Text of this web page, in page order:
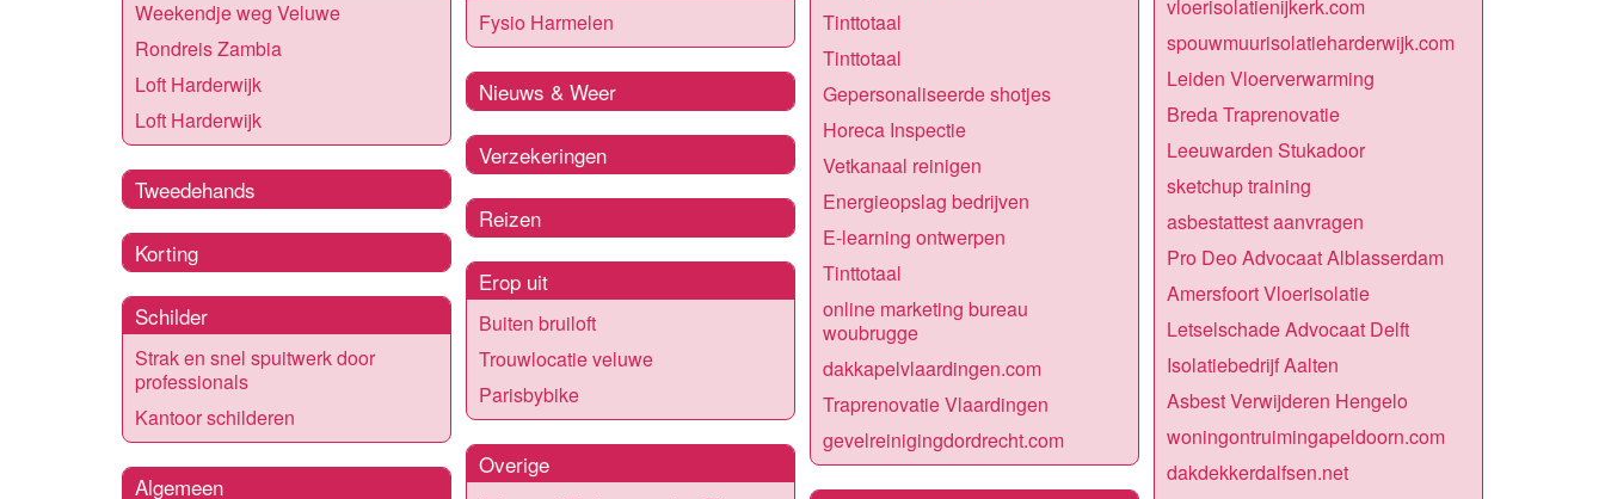
Weekendje weg Veluwe
Rondreis Zambia
Loft Harderwijk
Loft Harderwijk
Tweedehands
Korting
Schilder
Strak en snel spuitwerk door
professionals
Kantoor schilderen
Algemeen
Fysio Harmelen
Nieuws & Weer
Verzekeringen
Reizen
Erop uit
Buiten bruiloft
Trouwlocatie veluwe
Parisbybike
Overige
Tinttotaal
Tinttotaal
Gepersonaliseerde shotjes
Horeca Inspectie
Vetkanaal reinigen
Energieopslag bedrijven
E-learning ontwerpen
Tinttotaal
online marketing bureau
woubrugge
dakkapelvlaardingen.com
Traprenovatie Vlaardingen
gevelreinigingdordrecht.com
vloerisolatienijkerk.com
spouwmuurisolatieharderwijk.com
Leiden Vloerverwarming
Breda Traprenovatie
Leeuwarden Stukadoor
sketchup training
asbestattest aanvragen
Pro Deo Advocaat Alblasserdam
Amersfoort Vloerisolatie
Letselschade Advocaat Delft
Isolatiebedrijf Aalten
Asbest Verwijderen Hengelo
woningontruimingapeldoorn.com
dakdekkerdalfsen.net